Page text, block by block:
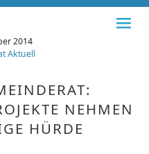
2014
Aktuell
NEHMEN
HÜRDE